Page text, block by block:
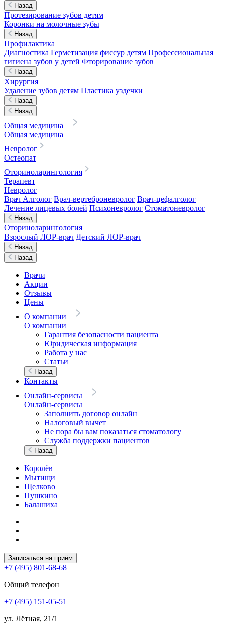
Назад
Протезирование зубов детям
Коронки на молочные зубы
Назад
Профилактика
Диагностика Герметизация фиссур детям Профессиональная
гигиена зубов у детей Фторирование зубов
Назад
Хирургия
Удаление зубов детям Пластика уздечки
Назад
Назад
Общая медицина
Общая медицина
Невролог
Остеопат
Оториноларингология
Терапевт
Невролог
Врач Алголог Врач-вертеброневролог Врач-цефалголог
Лечение лицевых болей Психоневролог Стоматоневролог
Назад
Оториноларингология
Взрослый ЛОР-врач Детский ЛОР-врач
Назад
Назад
Врачи
Акции
Отзывы
Цены
О компании
О компании
Гарантия безопасности пациента
Юридическая информация
Работа у нас
Статьи
Назад
Контакты
Онлайн-сервисы
Онлайн-сервисы
Заполнить договор онлайн
Налоговый вычет
Не пора бы вам показаться стоматологу
Служба поддержки пациентов
Назад
Королёв
Мытищи
Щелково
Пушкино
Балашиха
Записаться на приём
+7 (495) 801-68-68
Общий телефон
+7 (495) 151-05-51
ул. Лётная, 21/1